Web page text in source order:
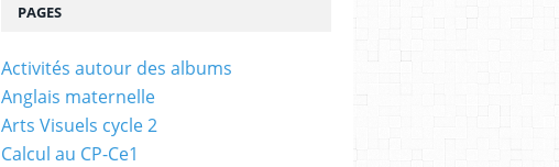
PAGES
Activités autour des albums
Anglais maternelle
Arts Visuels cycle 2
Calcul au CP-Ce1